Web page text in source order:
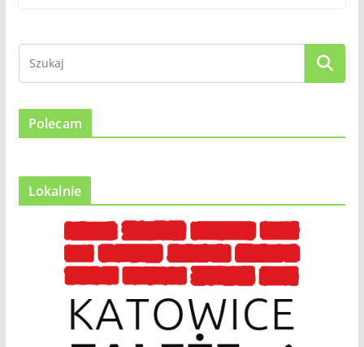
Polecam
Lokalnie